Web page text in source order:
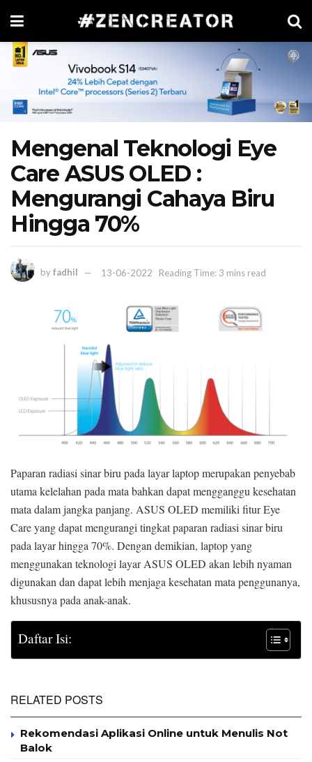
Mengenal Teknologi Eye
Care ASUS OLED :
Mengurangi Cahaya Biru
Hingga 70%
byfadhil 13-06-2022 Reading Time: 3 mins read
Paparan radiasi sinar biru pada layar laptop merupakan penyebab
utama kelelahan pada mata bahkan dapat mengganggu kesehatan
mata dalam jangka panjang. ASUS OLED memiliki fitur Eye
Care yang dapat mengurangi tingkat paparan radiasi sinar biru
pada layar hingga 70%. Dengan demikian, laptop yang
menggunakan teknologi layar ASUS OLED akan lebih nyaman
digunakan dan dapat lebih menjaga kesehatan mata penggunanya,
khususnya pada anak-anak.
Daftar Isi:
RELATED POSTS
Rekomendasi Aplikasi Online untuk Menulis Not
Balok